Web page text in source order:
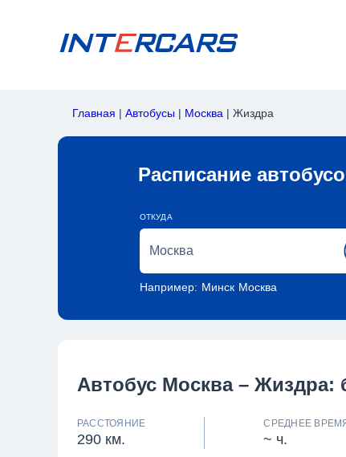
Главная | Автобусы | Москва | Жиздра
Расписание
ОТКУДА
Например: Минск Москва
Автобус Москва – Жиздра:
РАССТОЯНИЕ
290 км.
СРЕДНЕЕ
~ ч.